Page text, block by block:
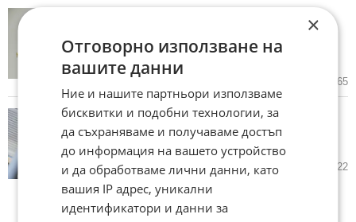
изпълнението на бюджета към
2 065
Здравната вноска за
самоосигуряващите се става
24,81 евро от 1 август
28.07.2026 1 922
×
Отговорно използване на
вашите данни
Ние и нашите партньори използваме
бисквитки и подобни технологии, за
да съхраняваме и получаваме достъп
до информация на вашето устройство
и да обработваме лични данни, като
вашия IP адрес, уникални
идентификатори и данни за